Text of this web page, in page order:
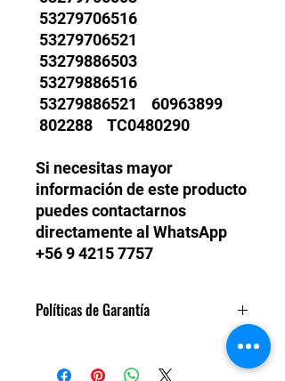
53279706516
53279706521
53279886503
53279886516
53279886521 60963899
802288 TC0480290
Si necesitas mayor
información de este producto
puedes contactarnos
directamente al WhatsApp
+56 9 4215 7757
Políticas de Garantía
garantízados un año de fábrica.